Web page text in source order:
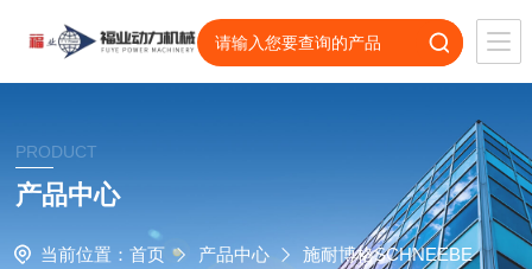
PRODUCT
产品中心
当前位置： 首页 产品中心
施耐博格SCHNEEBE